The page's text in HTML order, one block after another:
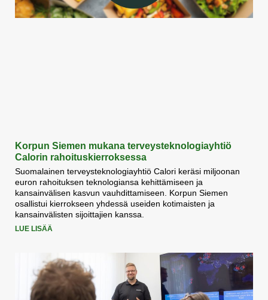
Korpun Siemen mukana terveysteknologiayhtiö
Calorin rahoituskierroksessa
Suomalainen terveysteknologiayhtiö Calori keräsi miljoonan
euron rahoituksen teknologiansa kehittämiseen ja
kansainvälisen kasvun vauhdittamiseen. Korpun Siemen
osallistui kierrokseen yhdessä useiden kotimaisten ja
kansainvälisten sijoittajien kanssa.
LUE LISÄÄ